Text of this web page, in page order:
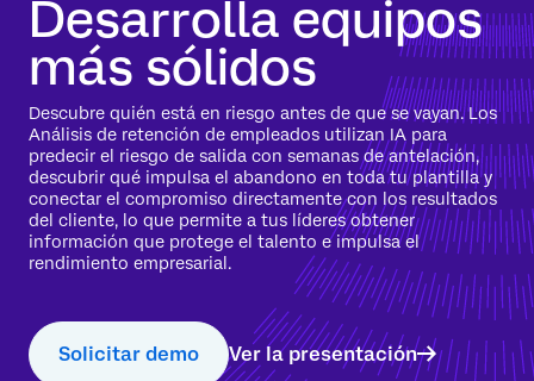
Desarrolla equipos
más sólidos
Descubre quién está en riesgo antes de que se vayan. Los
Análisis de retención de empleados utilizan IA para
predecir el riesgo de salida con semanas de antelación,
descubrir qué impulsa el abandono en toda tu plantilla y
conectar el compromiso directamente con los resultados
del cliente, lo que permite a tus líderes obtener
información que protege el talento e impulsa el
rendimiento empresarial.
Solicitar demo Ver la presentación